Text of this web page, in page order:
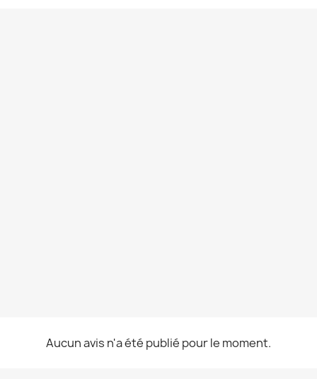
Aucun avis n'a été publié pour le moment.